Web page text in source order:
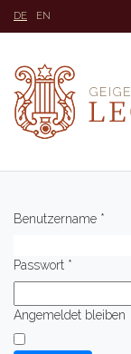
DE EN
Benutzername *
Passwort *
Angemeldet bleiben